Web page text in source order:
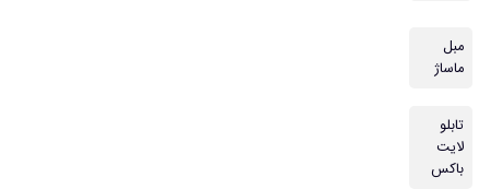
مبل
ماساژ
تابلو
لایت
باکس